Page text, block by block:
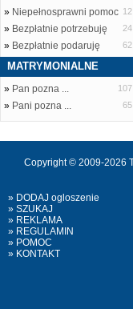
» Niepełnosprawni pomoc 12
» Bezpłatnie potrzebuję 24
» Bezpłatnie podaruję 62
MATRYMONIALNE
» Pan pozna ... 107
» Pani pozna ... 65
Copyright © 2009-2026
» DODAJ ogloszenie
» SZUKAJ
» REKLAMA
» REGULAMIN
» POMOC
» KONTAKT